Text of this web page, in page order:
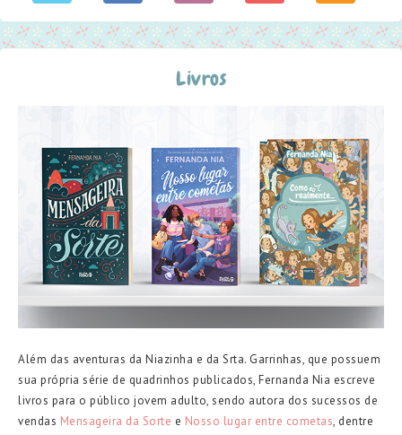
Livros
Além das aventuras da Niazinha e da Srta. Garrinhas, que possuem
sua própria série de quadrinhos publicados, Fernanda Nia escreve
livros para o público jovem adulto, sendo autora dos sucessos de
vendas Mensageira da Sorte e Nosso lugar entre cometas, dentre